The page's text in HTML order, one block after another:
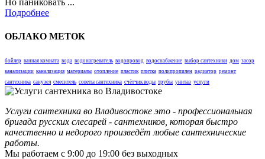
Но паниковать ...
Подробнее
ОБЛАКО МЕТОК
бойлер ванная комната вода водонагреватель водопровод водоснабжение выбор сантехники дом засор
канализации канализация материалы отопление пластик плитка полипропилен радиатор ремонт
сантехника санузел смеситель советы сантехника счётчик воды трубы унитаз услуги
Услуги сантехника во Владивостоке это - профессиональная
бригада русских слесарей - сантехников, которая быстро
качественно и недорого произведёт любые сантехнические
работы.
Мы работаем с 9:00 до 19:00 без выходных